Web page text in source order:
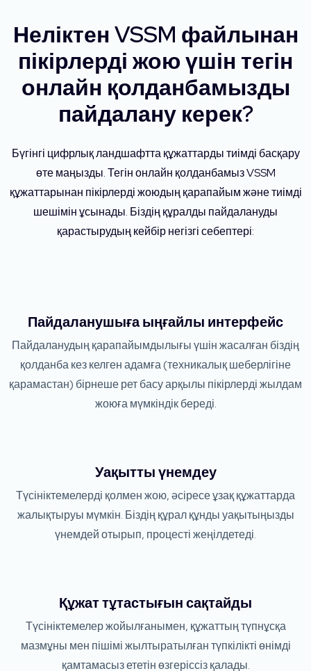
Неліктен VSSM файлынан
пікірлерді жою үшін тегін
онлайн қолданбамызды
пайдалану керек?
Бүгінгі цифрлық ландшафтта құжаттарды тиімді басқару
өте маңызды. Тегін онлайн қолданбамыз VSSM
құжаттарынан пікірлерді жоюдың қарапайым және тиімді
шешімін ұсынады. Біздің құралды пайдалануды
қарастырудың кейбір негізгі себептері:
Пайдаланушыға ыңғайлы интерфейс
Пайдаланудың қарапайымдылығы үшін жасалған біздің
қолданба кез келген адамға (техникалық шеберлігіне
қарамастан) бірнеше рет басу арқылы пікірлерді жылдам
жоюға мүмкіндік береді.
Уақытты үнемдеу
Түсініктемелерді қолмен жою, әсіресе ұзақ құжаттарда
жалықтыруы мүмкін. Біздің құрал құнды уақытыңызды
үнемдей отырып, процесті жеңілдетеді.
Құжат тұтастығын сақтайды
Түсініктемелер жойылғанымен, құжаттың түпнұсқа
мазмұны мен пішімі жылтыратылған түпкілікті өнімді
қамтамасыз ететін өзгеріссіз қалады.